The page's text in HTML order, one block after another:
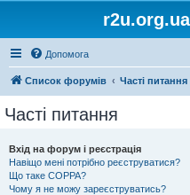
Допомога
Список форумів Часті питання
Часті питання
Вхід на форум і реєстрація
Навіщо мені потрібно реєструватися?
Що таке COPPA?
Чому я не можу зареєструватись?